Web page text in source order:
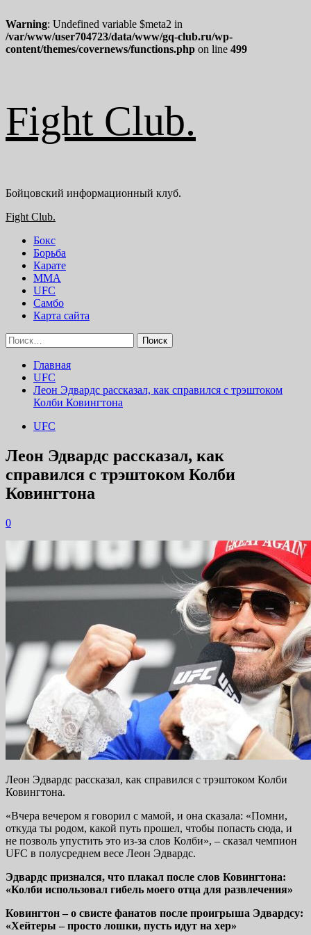
Warning: Undefined variable $meta2 in
/var/www/user704723/data/www/gq-club.ru/wp-
content/themes/covernews/functions.php on line 499
содержимому
Fight Club.
Бойцовский информационный клуб.
Основное
Fight Club.
Бокс
Борьба
Карате
ММА
UFC
Самбо
Карта сайта
Найти:
Главная
UFC
Леон Эдвардс рассказал, как справился с трэштоком
Колби Ковингтона
UFC
Леон Эдвардс рассказал, как
справился с трэштоком Колби
Ковингтона
0
Леон Эдвардс рассказал, как справился с трэштоком Колби
Ковингтона.
«Вчера вечером я говорил с мамой, и она сказала: «Помни,
откуда ты родом, какой путь прошел, чтобы попасть сюда, и
не позволь упустить это из-за слов Колби», – сказал чемпион
UFC в полусреднем весе Леон Эдвардс.
Эдвардс признался, что плакал после слов Ковингтона:
«Колби использовал гибель моего отца для развлечения»
Ковингтон – о свисте фанатов после проигрыша Эдвардсу:
«Хейтеры – просто лошки, пусть идут на хер»